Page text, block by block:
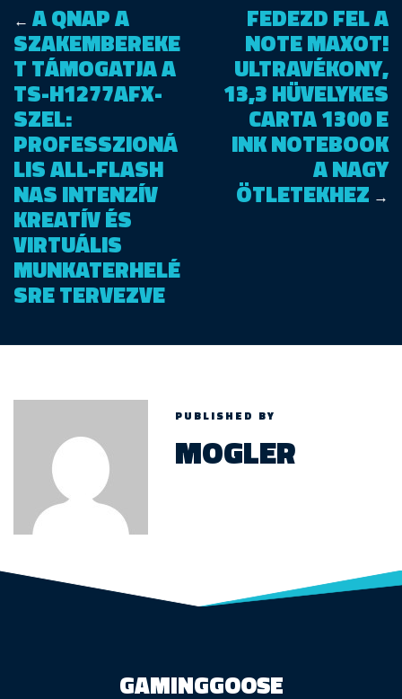
← A QNAP A
SZAKEMBEREKE
T TÁMOGATJA A
TS-H1277AFX-
SZEL:
PROFESSZIONÁ
LIS ALL-FLASH
NAS INTENZÍV
KREATÍV ÉS
VIRTUÁLIS
MUNKATERHELÉ
SRE TERVEZVE
FEDEZD FEL A
NOTE MAXOT!
ULTRAVÉKONY,
13,3 HÜVELYKES
CARTA 1300 E
INK NOTEBOOK
A NAGY
ÖTLETEKHEZ →
PUBLISHED BY
MOGLER
GAMINGGOOSE